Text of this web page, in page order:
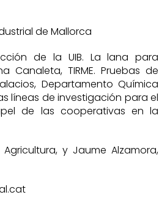
de Mallorca
de la UIB. La lana para
TIRME. Pruebas de
Departamento Química
líneas de investigación para el
de las cooperativas en la
y Jaume Alzamora,